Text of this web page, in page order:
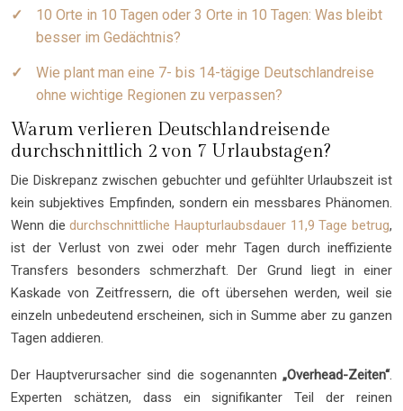
10 Orte in 10 Tagen oder 3 Orte in 10 Tagen: Was bleibt
besser im Gedächtnis?
Wie plant man eine 7- bis 14-tägige Deutschlandreise
ohne wichtige Regionen zu verpassen?
Warum verlieren Deutschlandreisende
durchschnittlich 2 von 7 Urlaubstagen?
Die Diskrepanz zwischen gebuchter und gefühlter Urlaubszeit ist
kein subjektives Empfinden, sondern ein messbares Phänomen.
Wenn diedurchschnittliche Haupturlaubsdauer 11,9 Tage betrug,
ist der Verlust von zwei oder mehr Tagen durch ineffiziente
Transfers besonders schmerzhaft. Der Grund liegt in einer
Kaskade von Zeitfressern, die oft übersehen werden, weil sie
einzeln unbedeutend erscheinen, sich in Summe aber zu ganzen
Tagen addieren.
Der Hauptverursacher sind die sogenannten „Overhead-Zeiten“.
Experten schätzen, dass ein signifikanter Teil der reinen